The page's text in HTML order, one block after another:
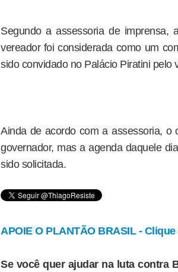
Segundo a assessoria de imprensa,
vereador foi considerada como um
sido convidado no Palácio Piratini pelo
Ainda de acordo com a assessoria, o
governador, mas a agenda daquele
sido solicitada.
APOIE O PLANTÃO BRASIL -
Se você quer ajudar na luta contra